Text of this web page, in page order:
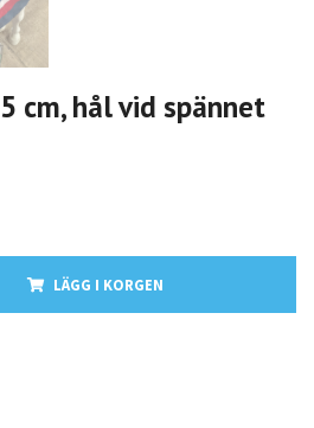
cm, hål vid spännet
LÄGG I KORGEN